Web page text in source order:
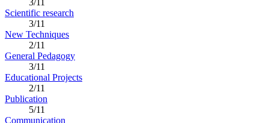
3/11
Scientific research
3/11
New Techniques
2/11
General Pedagogy
3/11
Educational Projects
2/11
Publication
5/11
Communication